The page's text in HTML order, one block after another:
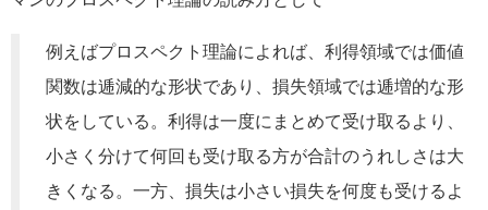
例えばプロスペクト理論によれば、利得領域では価値
関数は逓減的な形状であり、損失領域では逓増的な形
状をしている。利得は一度にまとめて受け取るより、
小さく分けて何回も受け取る方が合計のうれしさは大
きくなる。一方、損失は小さい損失を何度も受けるよ